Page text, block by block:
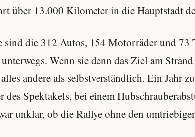
über 13.000 Kilometer in die Hauptstadt
sind die 312 Autos, 154 Motorräder und 73
Wenn sie denn das Ziel am
andere als selbstverständlich. Ein Jahr
des Spektakels, bei einem
unklar, ob die Rallye ohne den